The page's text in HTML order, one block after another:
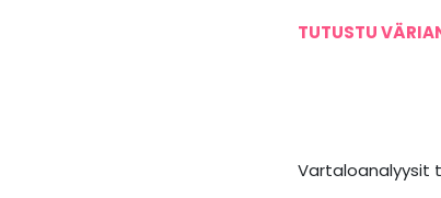
TUTUSTU
Vartaloanalyysit